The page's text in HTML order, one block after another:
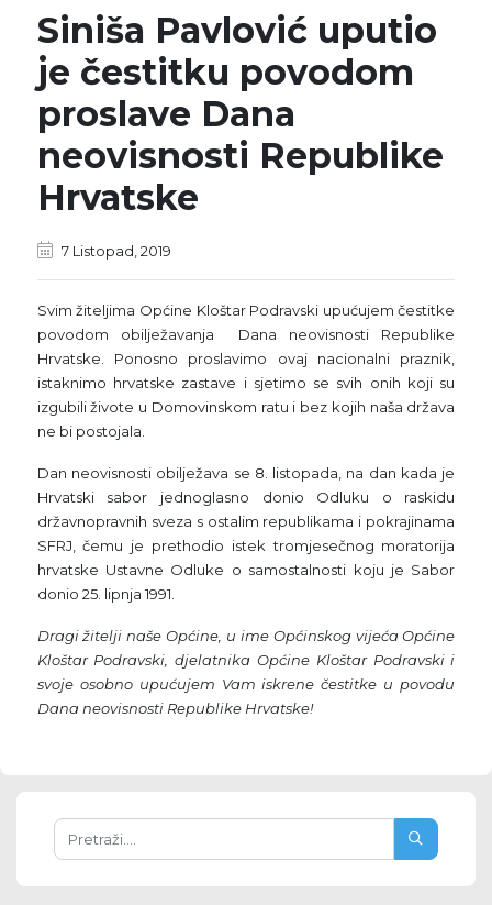
Siniša Pavlović uputio
je čestitku povodom
proslave Dana
neovisnosti Republike
Hrvatske
7 Listopad, 2019
Svim žiteljima Općine Kloštar Podravski upućujem čestitke
povodom obilježavanja Dana neovisnosti Republike
Hrvatske. Ponosno proslavimo ovaj nacionalni praznik,
istaknimo hrvatske zastave i sjetimo se svih onih koji su
izgubili živote u Domovinskom ratu i bez kojih naša država
ne bi postojala.
Dan neovisnosti obilježava se 8. listopada, na dan kada je
Hrvatski sabor jednoglasno donio Odluku o raskidu
državnopravnih sveza s ostalim republikama i pokrajinama
SFRJ, čemu je prethodio istek tromjesečnog moratorija
hrvatske Ustavne Odluke o samostalnosti koju je Sabor
donio 25. lipnja 1991.
Dragi žitelji naše Općine, u ime Općinskog vijeća Općine
Kloštar Podravski, djelatnika Općine Kloštar Podravski i
svoje osobno upućujem Vam iskrene čestitke u povodu
Dana neovisnosti Republike Hrvatske!